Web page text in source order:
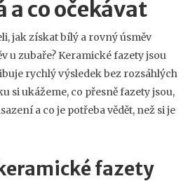
a co očekávat
jak získat bílý a rovný úsměv
u zubaře? Keramické fazety jsou
rychlý výsledek bez rozsáhlých
si ukážeme, co přesně fazety jsou,
a co je potřeba vědět, než si je
fazety